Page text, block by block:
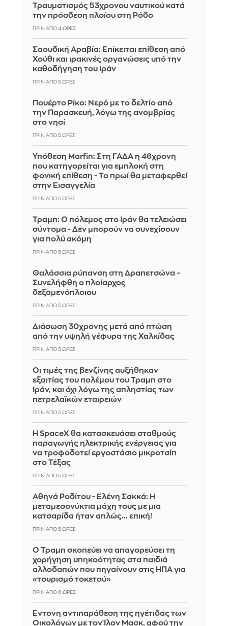
Τραυματισμός 53χρονου ναυτικού κατά
την πρόσδεση πλοίου στη Ρόδο
ΠΡΙΝ ΑΠΌ 4 ΏΡΕΣ
Σαουδική Αραβία: Επίκειται επίθεση από
Χούθι και ιρακινές οργανώσεις υπό την
καθοδήγηση του Ιράν
ΠΡΙΝ ΑΠΌ 5 ΏΡΕΣ
Πουέρτο Ρίκο: Νερό με το δελτίο από
την Παρασκευή, λόγω της ανομβρίας
στο νησί
ΠΡΙΝ ΑΠΌ 5 ΏΡΕΣ
Υπόθεση Marfin: Στη ΓΑΔΑ η 46χρονη
που κατηγορείται για εμπλοκή στη
φονική επίθεση - Το πρωί θα μεταφερθεί
στην Εισαγγελία
ΠΡΙΝ ΑΠΌ 5 ΏΡΕΣ
Τραμπ: Ο πόλεμος στο Ιράν θα τελειώσει
σύντομα - Δεν μπορούν να συνεχίσουν
για πολύ ακόμη
ΠΡΙΝ ΑΠΌ 5 ΏΡΕΣ
Θαλάσσια ρύπανση στη Δραπετσώνα –
Συνελήφθη ο πλοίαρχος
δεξαμενόπλοιου
ΠΡΙΝ ΑΠΌ 5 ΏΡΕΣ
Διάσωση 30χρονης μετά από πτώση
από την υψηλή γέφυρα της Χαλκίδας
ΠΡΙΝ ΑΠΌ 5 ΏΡΕΣ
Οι τιμές της βενζίνης αυξήθηκαν
εξαιτίας του πολέμου του Τραμπ στο
Ιράν, και όχι λόγω της απληστίας των
πετρελαϊκών εταιρειών
ΠΡΙΝ ΑΠΌ 5 ΏΡΕΣ
Η SpaceX θα κατασκευάσει σταθμούς
παραγωγής ηλεκτρικής ενέργειας για
να τροφοδοτεί εργοστάσιο μικροτσίπ
στο Τέξας
ΠΡΙΝ ΑΠΌ 5 ΏΡΕΣ
Αθηνά Ροδίτου - Ελένη Σακκά: Η
μεταμεσονύκτια μάχη τους με μια
κατσαρίδα ήταν απλώς... επική!
ΠΡΙΝ ΑΠΌ 5 ΏΡΕΣ
Ο Τραμπ σκοπεύει να απαγορεύσει τη
χορήγηση υπηκοότητας στα παιδιά
αλλοδαπών που πηγαίνουν στις ΗΠΑ για
«τουρισμό τοκετού»
ΠΡΙΝ ΑΠΌ 6 ΏΡΕΣ
Έντονη αντιπαράθεση της ηγέτιδας των
Οικολόγων με τον Ίλον Μασκ, αφού την